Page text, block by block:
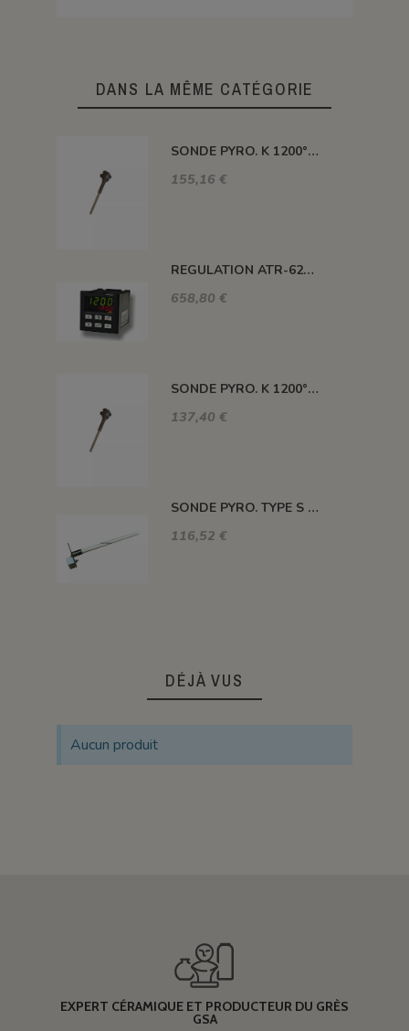
DANS LA MÊME CATÉGORIE
SONDE PYRO. K 1200° 300MM AVEC TETE
155,16 €
REGULATION ATR-621 13 ABC-T
658,80 €
SONDE PYRO. K 1200° 220MM AVEC TETE
137,40 €
SONDE PYRO. TYPE S 1400° 120MM SANS TETE
116,52 €
DÉJÀ VUS
Aucun produit
EXPERT CÉRAMIQUE ET PRODUCTEUR DU GRÈS
GSA